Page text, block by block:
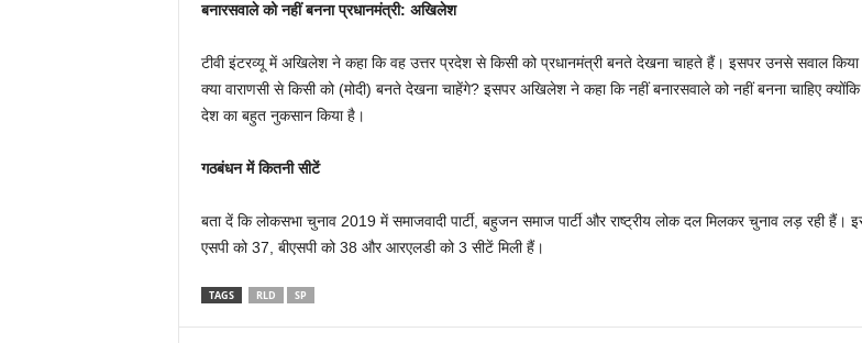
बनारसवाले को नहीं बनना प्रधानमंत्री: अखिलेश
टीवी इंटरव्यू में अखिलेश ने कहा कि वह उत्तर प्रदेश से किसी को प्रधानमंत्री बनते देखना चाहते हैं। इसपर उनसे सवाल किया
क्या वाराणसी से किसी को (मोदी) बनते देखना चाहेंगे? इसपर अखिलेश ने कहा कि नहीं बनारसवाले को नहीं बनना चाहिए क्योंकि
देश का बहुत नुकसान किया है।
गठबंधन में कितनी सीटें
बता दें कि लोकसभा चुनाव 2019 में समाजवादी पार्टी, बहुजन समाज पार्टी और राष्ट्रीय लोक दल मिलकर चुनाव लड़ रही हैं।
एसपी को 37, बीएसपी को 38 और आरएलडी को 3 सीटें मिली हैं।
TAGS RLD SP